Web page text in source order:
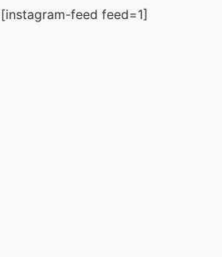
[instagram-feed feed=1]